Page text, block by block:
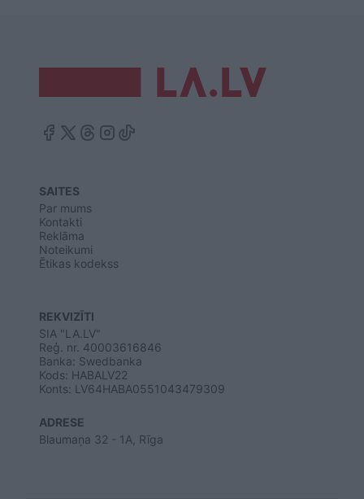
SAITES
Par mums
Kontakti
Reklāma
Noteikumi
Ētikas kodekss
REKVIZĪTI
SIA "LA.LV"
Reģ. nr. 40003616846
Banka: Swedbanka
Kods: HABALV22
Konts: LV64HABA0551043479309
ADRESE
Blaumaņa 32 - 1A, Rīga